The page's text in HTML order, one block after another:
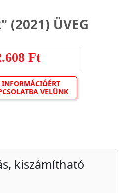
(2021) ÜVEG
Ft
VELÜNK
kiszámítható